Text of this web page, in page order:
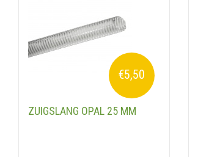
€5,50
ZUIGSLANG OPAL 25 MM